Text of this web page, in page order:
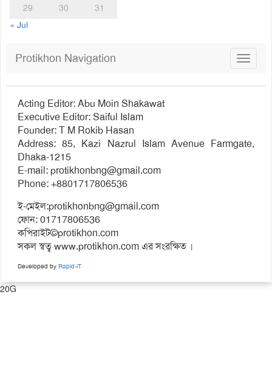
29
30
31
« Jul
Toggle
Protikhon Navigation
Acting Editor: Abu Moin Shakawat
Executive Editor: Saiful Islam
Founder: T M Rokib Hasan
Address: 85, Kazi Nazrul Islam Avenue Farmgate,
Dhaka-1215
E-mail:protikhonbng@gmail.com
Phone: +8801717806536
ই-মেইল:protikhonbng@gmail.com
ফোন: 01717806536
কপিরাইট©protikhon.com
সকল স্বত্ব www.protikhon.com এর সংরক্ষিত ।
Developed by Rapid-iT
20G